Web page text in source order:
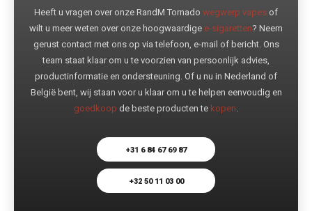
Heeft u vragen over onze RandM Tornado wegwerp vapes of
wilt u meer weten over onze hoogwaardige e-sigaretten? Neem
gerust contact met ons op via telefoon, e-mail of bericht. Ons
team staat klaar om u te voorzien van persoonlijk advies,
productinformatie en ondersteuning. Of u nu in Nederland of
België bent, wij staan voor u klaar om u te helpen eenvoudig en
goedkoop de beste producten te kopen.
+31 6 84 67 69 87
+32 50 11 03 00